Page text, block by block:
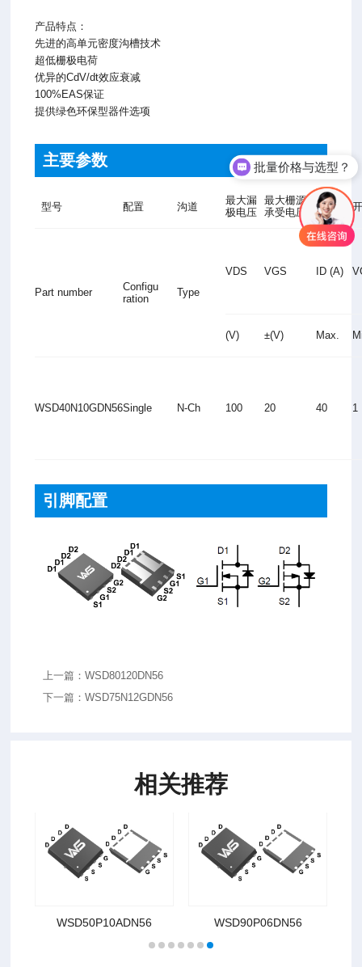
产品特点：
先进的高单元密度沟槽技术
超低栅极电荷
优异的CdV/dt效应衰减
100%EAS保证
提供绿色环保型器件选项
主要参数
型号 配置 沟道
最大漏
极电压
最大栅源
承受电压
最大漏
源电流
Part number
Configu
ration
Type
VDS VGS ID (A)
(V) ±(V) Max.
WSD40N10GDN56Single N-Ch 100 20 40 1
引脚配置
上一篇：WSD80120DN56
下一篇：WSD75N12GDN56
相关推荐
WSD50P10ADN56 WSD90P06DN56
批量价格与选型？